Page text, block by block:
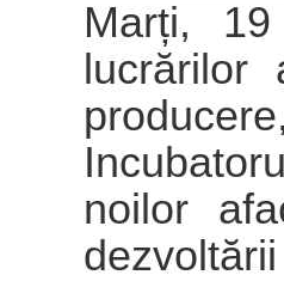
Marți,
lucrărilor
noilor